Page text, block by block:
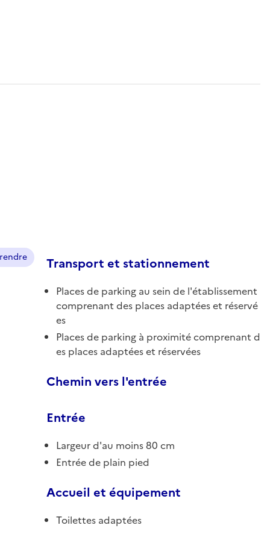
Transport et stationnement
Places de parking au sein de l'établissement
comprenant des places adaptées et réservé
es
Places de parking à proximité comprenant d
es places adaptées et réservées
Chemin vers l'entrée
Entrée
Largeur d'au moins 80 cm
Entrée de plain pied
Accueil et équipement
Toilettes adaptées